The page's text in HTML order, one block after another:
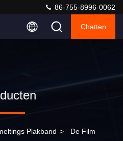
86-755-8996-0062
Chatten
Plakband > De Film